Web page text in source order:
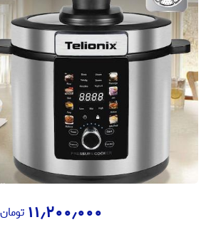
۱۱٫۲۰۰٫۰۰۰ تومان